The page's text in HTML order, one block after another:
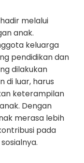
melalui
anak.
keluarga
pendidikan dan
dilakukan
di luar, harus
keterampilan
Dengan
merasa lebih
pada